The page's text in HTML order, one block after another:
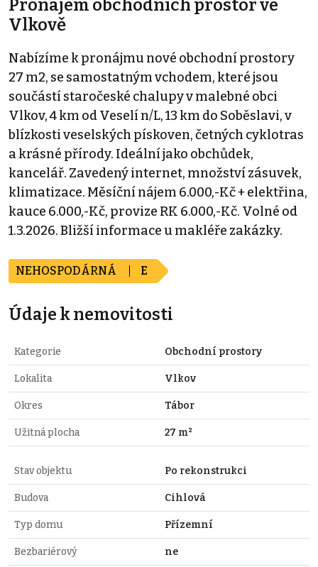
Pronájem obchodních prostor ve
Vlkově
Nabízíme k pronájmu nové obchodní prostory
27 m2, se samostatným vchodem, které jsou
součástí staročeské chalupy v malebné obci
Vlkov, 4 km od Veselí n/L, 13 km do Soběslavi, v
blízkosti veselských pískoven, četných cyklotras
a krásné přírody. Ideální jako obchůdek,
kancelář. Zavedený internet, množství zásuvek,
klimatizace. Měsíční nájem 6.000,-Kč + elektřina,
kauce 6.000,-Kč, provize RK 6.000,-Kč. Volné od
1.3.2026. Bližší informace u makléře zakázky.
NEHOSPODÁRNÁ E
Údaje k nemovitosti
Kategorie Obchodní prostory
Lokalita Vlkov
Okres Tábor
Užitná plocha 27 m²
Stav objektu Po rekonstrukci
Budova Cihlová
Typ domu Přízemní
Bezbariérový ne